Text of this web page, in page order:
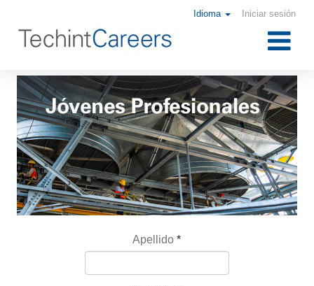
Idioma Iniciar sesión
Apellido*